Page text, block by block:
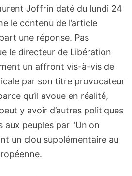
Joffrin daté du lundi 24
le contenu de l’article
une réponse. Pas
le directeur de Libération
un affront vis-à-vis de
par son titre provocateur
qu’il avoue en réalité,
y avoir d’autres politiques
aux peuples par l’Union
un clou supplémentaire au